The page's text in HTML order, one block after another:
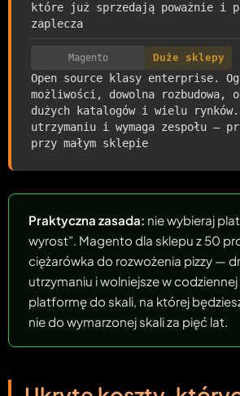
które już sprzedają poważnie i
zaplecza
Magento
Open source klasy enterprise.
możliwości, dowolna rozbudowa,
dużych katalogów i wielu
utrzymaniu i wymaga zespołu —
przy małym sklepie
Duże sklepy
Praktyczna zasada: nie wybieraj
wyrost”. Magento dla sklepu z 50
ciężarówka do rozwożenia pizzy —
utrzymaniu i wolniejsze w
platformę do skali, na której
nie do wymarzonej skali za pięć lat.